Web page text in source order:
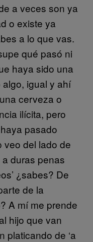
a veces son ya
o existe ya
a lo que vas.
qué pasó ni
haya sido una
igual y ahí
cerveza o
ilícita, pero
pasado
veo del lado de
a duras penas
¿sabes? De
de la
A mí me prende
hijo que van
platicando de ‘a